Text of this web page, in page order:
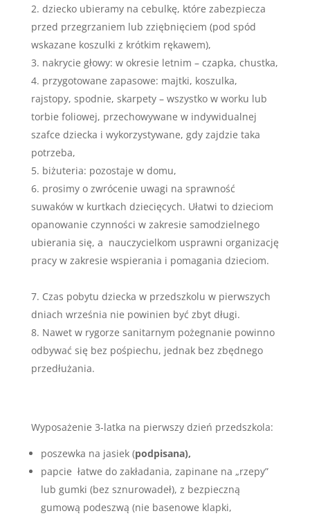
dziecko ubieramy na cebulkę, które zabezpiecza
przed przegrzaniem lub zziębnięciem (pod spód
wskazane koszulki z krótkim rękawem),
nakrycie głowy: w okresie letnim – czapka, chustka,
przygotowane zapasowe: majtki, koszulka,
rajstopy, spodnie, skarpety – wszystko w worku lub
torbie foliowej, przechowywane w indywidualnej
szafce dziecka i wykorzystywane, gdy zajdzie taka
potrzeba,
biżuteria: pozostaje w domu,
prosimy o zwrócenie uwagi na sprawność
suwaków w kurtkach dziecięcych. Ułatwi to dzieciom
opanowanie czynności w zakresie samodzielnego
ubierania się, a nauczycielkom usprawni organizację
pracy w zakresie wspierania i pomagania dzieciom.
Czas pobytu dziecka w przedszkolu w pierwszych
dniach września nie powinien być zbyt długi.
Nawet w rygorze sanitarnym pożegnanie powinno
odbywać się bez pośpiechu, jednak bez zbędnego
przedłużania.
Wyposażenie 3-latka na pierwszy dzień przedszkola:
poszewka na jasiek (podpisana),
papcie łatwe do zakładania, zapinane na „rzepy”
lub gumki (bez sznurowadeł), z bezpieczną
gumową podeszwą (nie basenowe klapki,